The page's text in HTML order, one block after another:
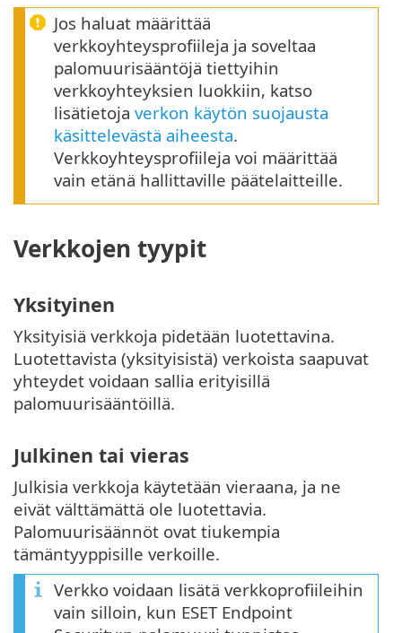
Jos haluat määrittää
verkkoyhteysprofiileja ja soveltaa
palomuurisääntöjä tiettyihin
verkkoyhteyksien luokkiin, katso
lisätietoja verkon käytön suojausta
käsittelevästä aiheesta.
Verkkoyhteysprofiileja voi määrittää
vain etänä hallittaville päätelaitteille.
Verkkojen tyypit
Yksityinen
Yksityisiä verkkoja pidetään luotettavina.
Luotettavista (yksityisistä) verkoista saapuvat
yhteydet voidaan sallia erityisillä
palomuurisääntöillä.
Julkinen tai vieras
Julkisia verkkoja käytetään vieraana, ja ne
eivät välttämättä ole luotettavia.
Palomuurisäännöt ovat tiukempia
tämäntyyppisille verkoille.
Verkko voidaan lisätä verkkoprofiileihin
vain silloin, kun ESET Endpoint